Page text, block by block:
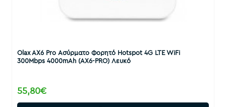
Olax AX6 Pro Ασύρματο Φορητό Hotspot 4G LTE WiFi
300Mbps 4000mAh (AX6-PRO) Λευκό
55,80€